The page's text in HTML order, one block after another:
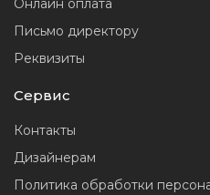
Онлайн оплата
Письмо директору
Реквизиты
Сервис
Контакты
Дизайнерам
Политика обработки